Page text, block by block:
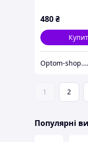
480₴
Optom-shop.com.ua - Оптовий інтернет-магазин: Одежа та взуття оптом, спідня білизна недорого
1 2
Популярні